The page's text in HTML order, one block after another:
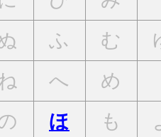
ふ む
へ め
ほ も